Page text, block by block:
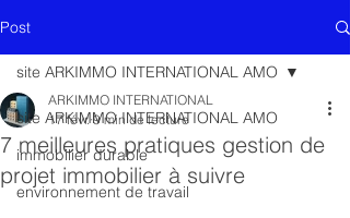
Post
site ARKIMMO INTERNATIONAL AMO
immobilier durable
environnement de travail
site ARKIMMO INTERNATIONAL AMO
7 meilleures pratiques gestion de
projet immobilier à suivre
ARKIMMO INTERNATIONAL
17 févr. 9 min de lecture